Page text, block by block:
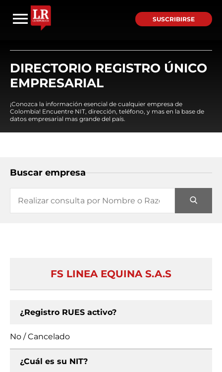
SUSCRIBIRSE
DIRECTORIO REGISTRO ÚNICO
EMPRESARIAL
¡Conozca la información esencial de cualquier empresa de
Colombia! Encuentre NIT, dirección, teléfono, y mas en la base de
datos empresarial mas grande del país.
Buscar empresa
FS LINEA EQUINA S.A.S
¿Registro RUES activo?
No / Cancelado
¿Cuál es su NIT?